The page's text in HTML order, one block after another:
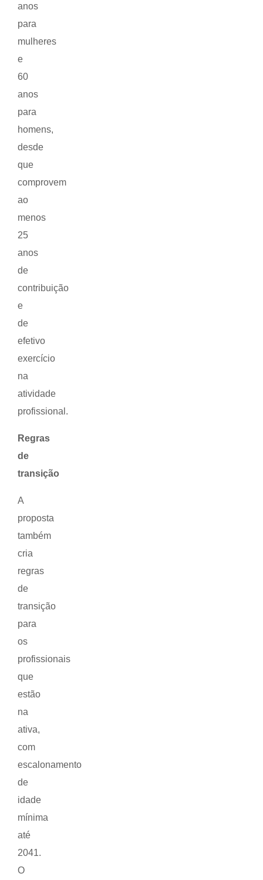
anos
para
mulheres
e
60
anos
para
homens,
desde
que
comprovem
ao
menos
25
anos
de
contribuição
e
de
efetivo
exercício
na
atividade
profissional.
Regras
de
transição
A
proposta
também
cria
regras
de
transição
para
os
profissionais
que
estão
na
ativa,
com
escalonamento
de
idade
mínima
até
2041.
O